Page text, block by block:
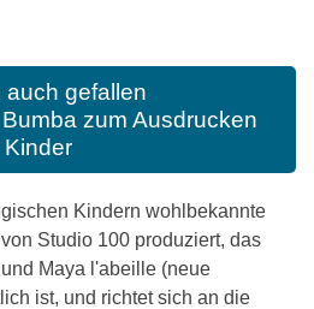
gefallen
zum Ausdrucken
Kinder
Kindern wohlbekannte
Studio 100 produziert, das
Maya l'abeille (neue
ist, und richtet sich an die